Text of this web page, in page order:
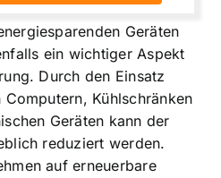
Geräten
ein wichtiger Aspekt
Durch den Einsatz
Kühlschränken
Geräten kann der
reduziert werden.
auf erneuerbare